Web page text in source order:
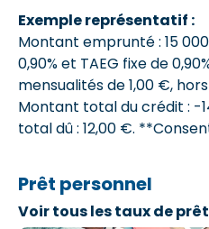
Exemple représentatif :
Montant emprunté : 15
0,90% et TAEG fixe de
mensualités de 1,00 €,
Montant total du crédit : -
total dû : 12,00 €.
Prêt personnel
Voir tous lestaux de